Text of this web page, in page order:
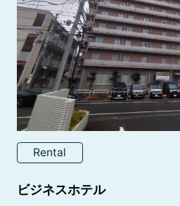
Rental
ビジネスホテル